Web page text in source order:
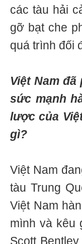
các tàu hải
gỡ bạt che
quá trình đối
Việt Nam
sức mạnh
lược của
gì?
Việt Nam
tàu Trung
Việt Nam
mình và kêu
Scott